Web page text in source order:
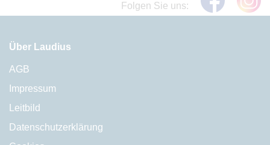
Folgen Sie uns:
Über Laudius
AGB
Impressum
Leitbild
Datenschutzerklärung